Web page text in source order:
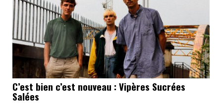
C’est bien c’est nouveau : Vipères Sucrées
Salées